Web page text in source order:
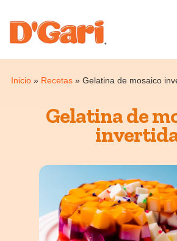
Inicio» Recetas» Gelatina de mosaico
Presione enter para buscar o
Gelatina de